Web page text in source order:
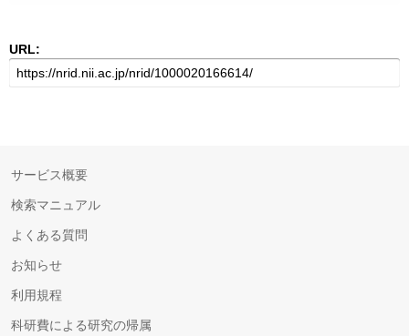
URL:
サービス概要
検索マニュアル
よくある質問
お知らせ
利用規程
科研費による研究の帰属